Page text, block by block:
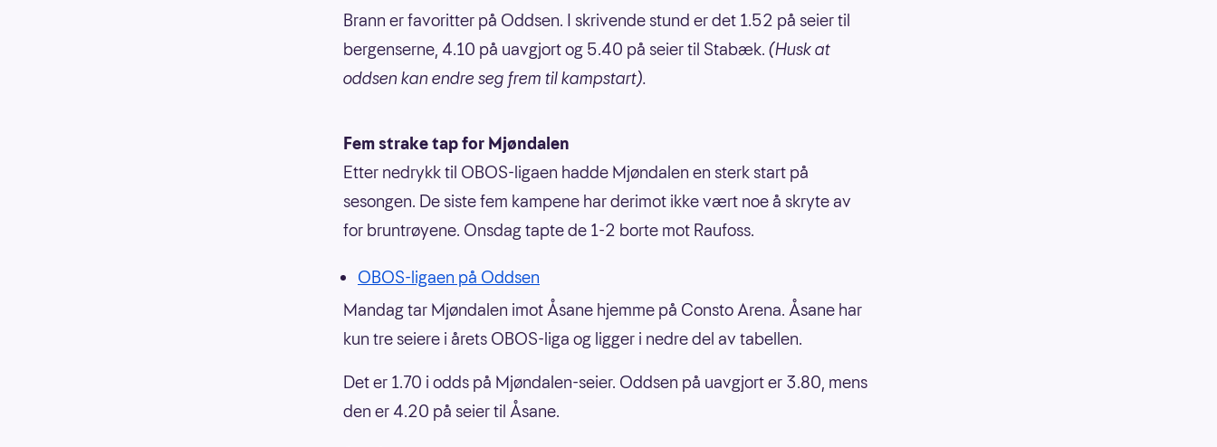
Brann er favoritter på Oddsen. I skrivende stund er det 1.52 på seier til
bergenserne, 4.10 på uavgjort og 5.40 på seier til Stabæk. (Husk at
oddsen kan endre seg frem til kampstart).
Fem strake tap for Mjøndalen
Etter nedrykk til OBOS-ligaen hadde Mjøndalen en sterk start på
sesongen. De siste fem kampene har derimot ikke vært noe å skryte av
for bruntrøyene. Onsdag tapte de 1-2 borte mot Raufoss.
OBOS-ligaen på Oddsen
Mandag tar Mjøndalen imot Åsane hjemme på Consto Arena. Åsane har
kun tre seiere i årets OBOS-liga og ligger i nedre del av tabellen.
Det er 1.70 i odds på Mjøndalen-seier. Oddsen på uavgjort er 3.80, mens
den er 4.20 på seier til Åsane.